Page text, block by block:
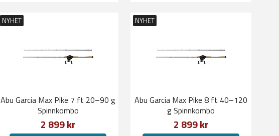
NYHET
Abu Garcia Max Pike 7 ft 20–90 g
Spinnkombo
2 899 kr
NYHET
Abu Garcia Max Pike 8 ft 40–120
g Spinnkombo
2 899 kr